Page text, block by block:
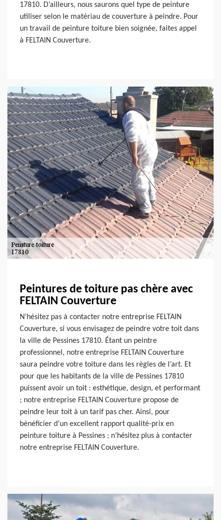
17810. D’ailleurs, nous saurons quel type de peinture
utiliser selon le matériau de couverture à peindre. Pour
un travail de peinture toiture bien soignée, faites appel
à FELTAIN Couverture.
Peintures de toiture pas chère avec
FELTAIN Couverture
N’hésitez pas à contacter notre entreprise FELTAIN
Couverture, si vous envisagez de peindre votre toit dans
la ville de Pessines 17810. Étant un peintre
professionnel, notre entreprise FELTAIN Couverture
saura peindre votre toiture dans les règles de l’art. Et
pour que les habitants de la ville de Pessines 17810
puissent avoir un toit : esthétique, design, et performant
; notre entreprise FELTAIN Couverture propose de
peindre leur toit à un tarif pas cher. Ainsi, pour
bénéficier d’un excellent rapport qualité-prix en
peinture toiture à Pessines ; n’hésitez plus à contacter
notre entreprise FELTAIN Couverture.